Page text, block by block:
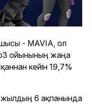
- MAVIA, ол
ойынының жаңа
кейін 19,7%
6 ақпанында